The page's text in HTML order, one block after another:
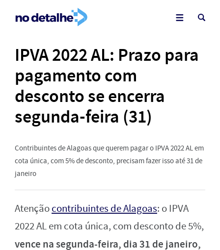
IPVA 2022 AL: Prazo para
pagamento com
desconto se encerra
segunda-feira (31)
Contribuintes de Alagoas que querem pagar o IPVA 2022 AL em
cota única, com 5% de desconto, precisam fazer isso até 31 de
janeiro
Atençãocontribuintes de Alagoas: o IPVA
2022 AL em cota única, com desconto de 5%,
vence na segunda-feira, dia 31 de janeiro,